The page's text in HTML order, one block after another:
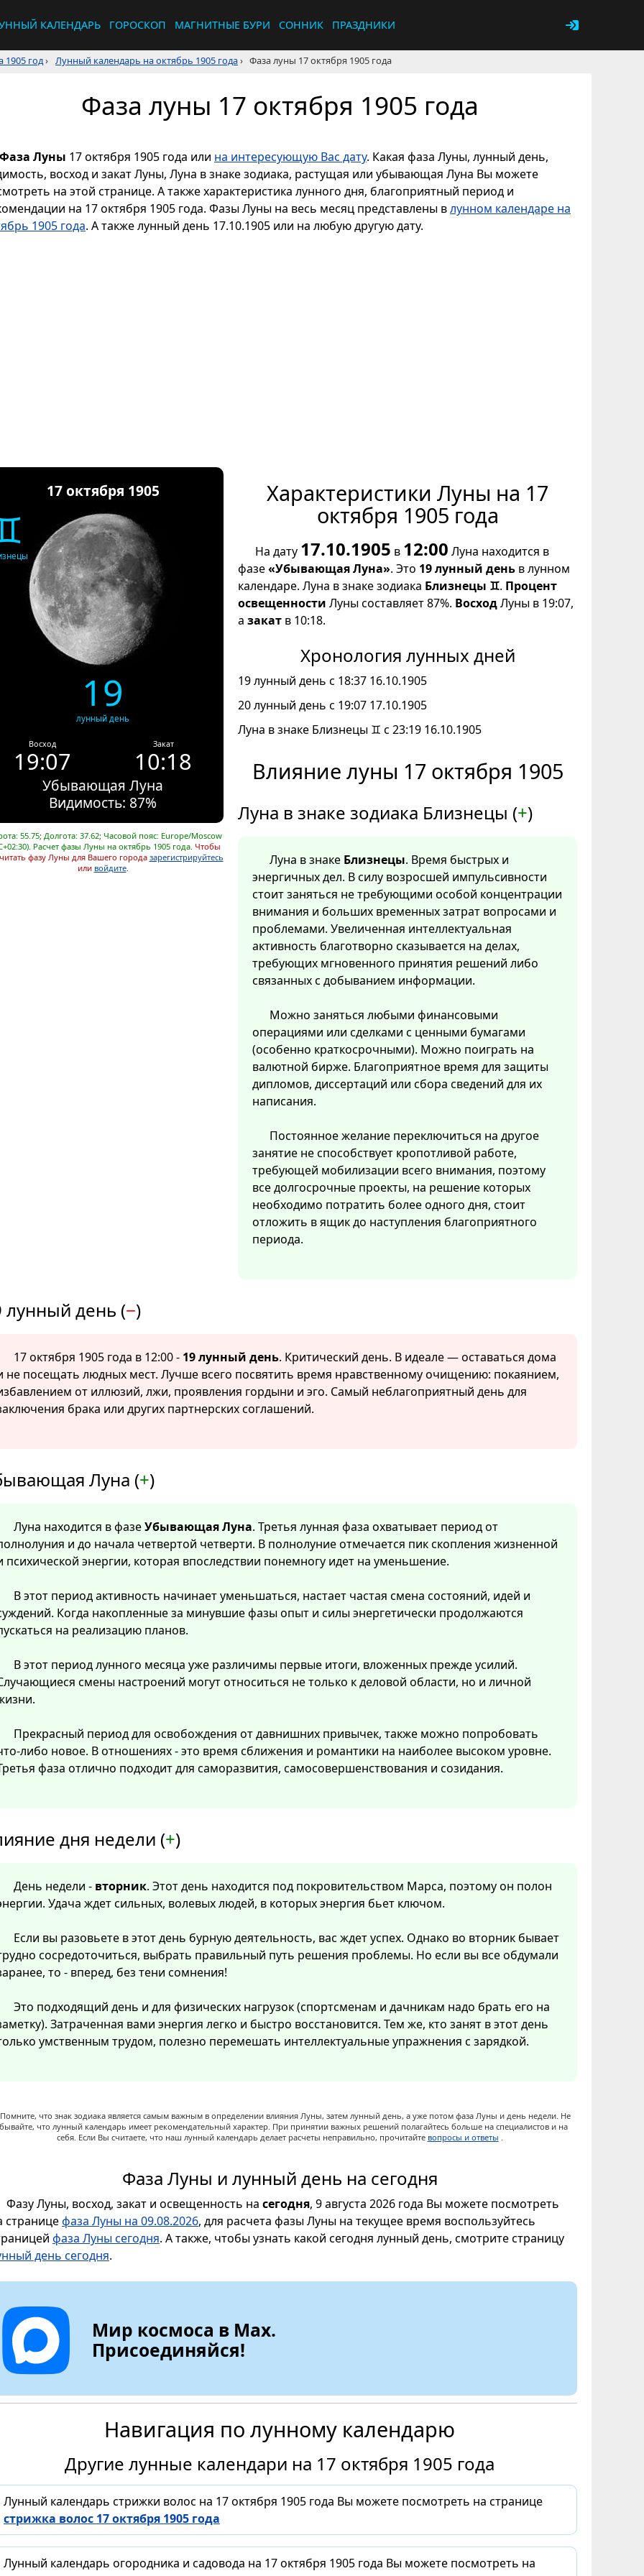
КАЛЕНДАРЬ ГОРОСКОП МАГНИТНЫЕ БУРИ СОННИК ПРАЗДНИКИ
1905 год› Лунный календарь на октябрь 1905 года› Фаза луны 17 октября 1905 года
Фаза луны 17 октября 1905 года
Фаза Луны 17 октября 1905 года или на интересующую Вас дату. Какая фаза Луны, лунный день,
восход и закат Луны, Луна в знаке зодиака, растущая или убывающая Луна Вы можете
на этой странице. А также характеристика лунного дня, благоприятный период и
на 17 октября 1905 года. Фазы Луны на весь месяц представлены влунном календаре на
1905 года. А также лунный день 17.10.1905 или на любую другую дату.
17 октября 1905
19
лунный день
Восход
19:07
Закат
10:18
Убывающая Луна
Видимость: 87%
55.75; Долгота: 37.62; Часовой пояс: Europe/Moscow
Расчет фазы Луны на октябрь 1905 года. Чтобы
фазу Луны для Вашего города зарегистрируйтесь
или войдите.
Характеристики Луны на 17
октября 1905 года
На дату 17.10.1905 в 12:00 Луна находится в
фазе«Убывающая Луна». Это 19 лунный день в лунном
календаре. Луна в знаке зодиака Близнецы ♊. Процент
освещенности Луны составляет 87%. ВосходЛуны в 19:07,
а закат в 10:18.
Хронология лунных дней
19 лунный день с 18:37 16.10.1905
20 лунный день с 19:07 17.10.1905
Луна в знаке Близнецы ♊ с 23:19 16.10.1905
Влияние луны 17 октября 1905
Луна в знаке зодиака Близнецы (+)
Луна в знаке Близнецы. Время быстрых и
энергичных дел. В силу возросшей импульсивности
стоит заняться не требующими особой концентрации
внимания и больших временных затрат вопросами и
проблемами. Увеличенная интеллектуальная
активность благотворно сказывается на делах,
требующих мгновенного принятия решений либо
связанных с добыванием информации.
Можно заняться любыми финансовыми
операциями или сделками с ценными бумагами
(особенно краткосрочными). Можно поиграть на
валютной бирже. Благоприятное время для защиты
дипломов, диссертаций или сбора сведений для их
написания.
Постоянное желание переключиться на другое
занятие не способствует кропотливой работе,
требующей мобилизации всего внимания, поэтому
все долгосрочные проекты, на решение которых
необходимо потратить более одного дня, стоит
отложить в ящик до наступления благоприятного
периода.
лунный день (−)
17 октября 1905 года в 12:00 - 19 лунный день. Критический день. В идеале — оставаться дома
не посещать людных мест. Лучше всего посвятить время нравственному очищению: покаянием,
от иллюзий, лжи, проявления гордыни и эго. Самый неблагоприятный день для
брака или других партнерских соглашений.
Луна (+)
Луна находится в фазеУбывающая Луна. Третья лунная фаза охватывает период от
и до начала четвертой четверти. В полнолуние отмечается пик скопления жизненной
психической энергии, которая впоследствии понемногу идет на уменьшение.
В этот период активность начинает уменьшаться, настает частая смена состояний, идей и
Когда накопленные за минувшие фазы опыт и силы энергетически продолжаются
на реализацию планов.
В этот период лунного месяца уже различимы первые итоги, вложенных прежде усилий.
смены настроений могут относиться не только к деловой области, но и личной
Прекрасный период для освобождения от давнишних привычек, также можно попробовать
либо новое. В отношениях - это время сближения и романтики на наиболее высоком уровне.
фаза отлично подходит для саморазвития, самосовершенствования и созидания.
дня недели (+)
День недели - вторник. Этот день находится под покровительством Марса, поэтому он полон
Удача ждет сильных, волевых людей, в которых энергия бьет ключом.
Если вы разовьете в этот день бурную деятельность, вас ждет успех. Однако во вторник бывает
сосредоточиться, выбрать правильный путь решения проблемы. Но если вы все обдумали
то - вперед, без тени сомнения!
Это подходящий день и для физических нагрузок (спортсменам и дачникам надо брать его на
Затраченная вами энергия легко и быстро восстановится. Тем же, кто занят в этот день
умственным трудом, полезно перемешать интеллектуальные упражнения с зарядкой.
Помните, что знак зодиака является самым важным в определении влияния Луны, затем лунный день, а уже потом фаза Луны и день недели. Не
что лунный календарь имеет рекомендательный характер. При принятии важных решений полагайтесь больше на специалистов и на
себя. Если Вы считаете, что наш лунный календарь делает расчеты неправильно, прочитайте вопросы и ответы .
Фаза Луны и лунный день на сегодня
Фазу Луны, восход, закат и освещенность на сегодня, 9 августа 2026 года Вы можете посмотреть
страницефаза Луны на 09.08.2026, для расчета фазы Луны на текущее время воспользуйтесь
фаза Луны сегодня. А также, чтобы узнать какой сегодня лунный день, смотрите страницу
день сегодня.
Мир космоса в Max.
Присоединяйся!
Навигация по лунному календарю
Другие лунные календари на 17 октября 1905 года
Лунный календарь стрижки волос на 17 октября 1905 года Вы можете посмотреть на странице
стрижка волос 17 октября 1905 года
Лунный календарь огородника и садовода на 17 октября 1905 года Вы можете посмотреть на